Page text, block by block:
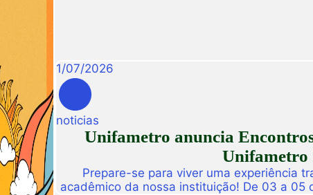
1/07/2026
noticias
Unifametro anuncia
Unifametro
Prepare-se para viver uma experiência
acadêmico da nossa instituição! De 03 a 05